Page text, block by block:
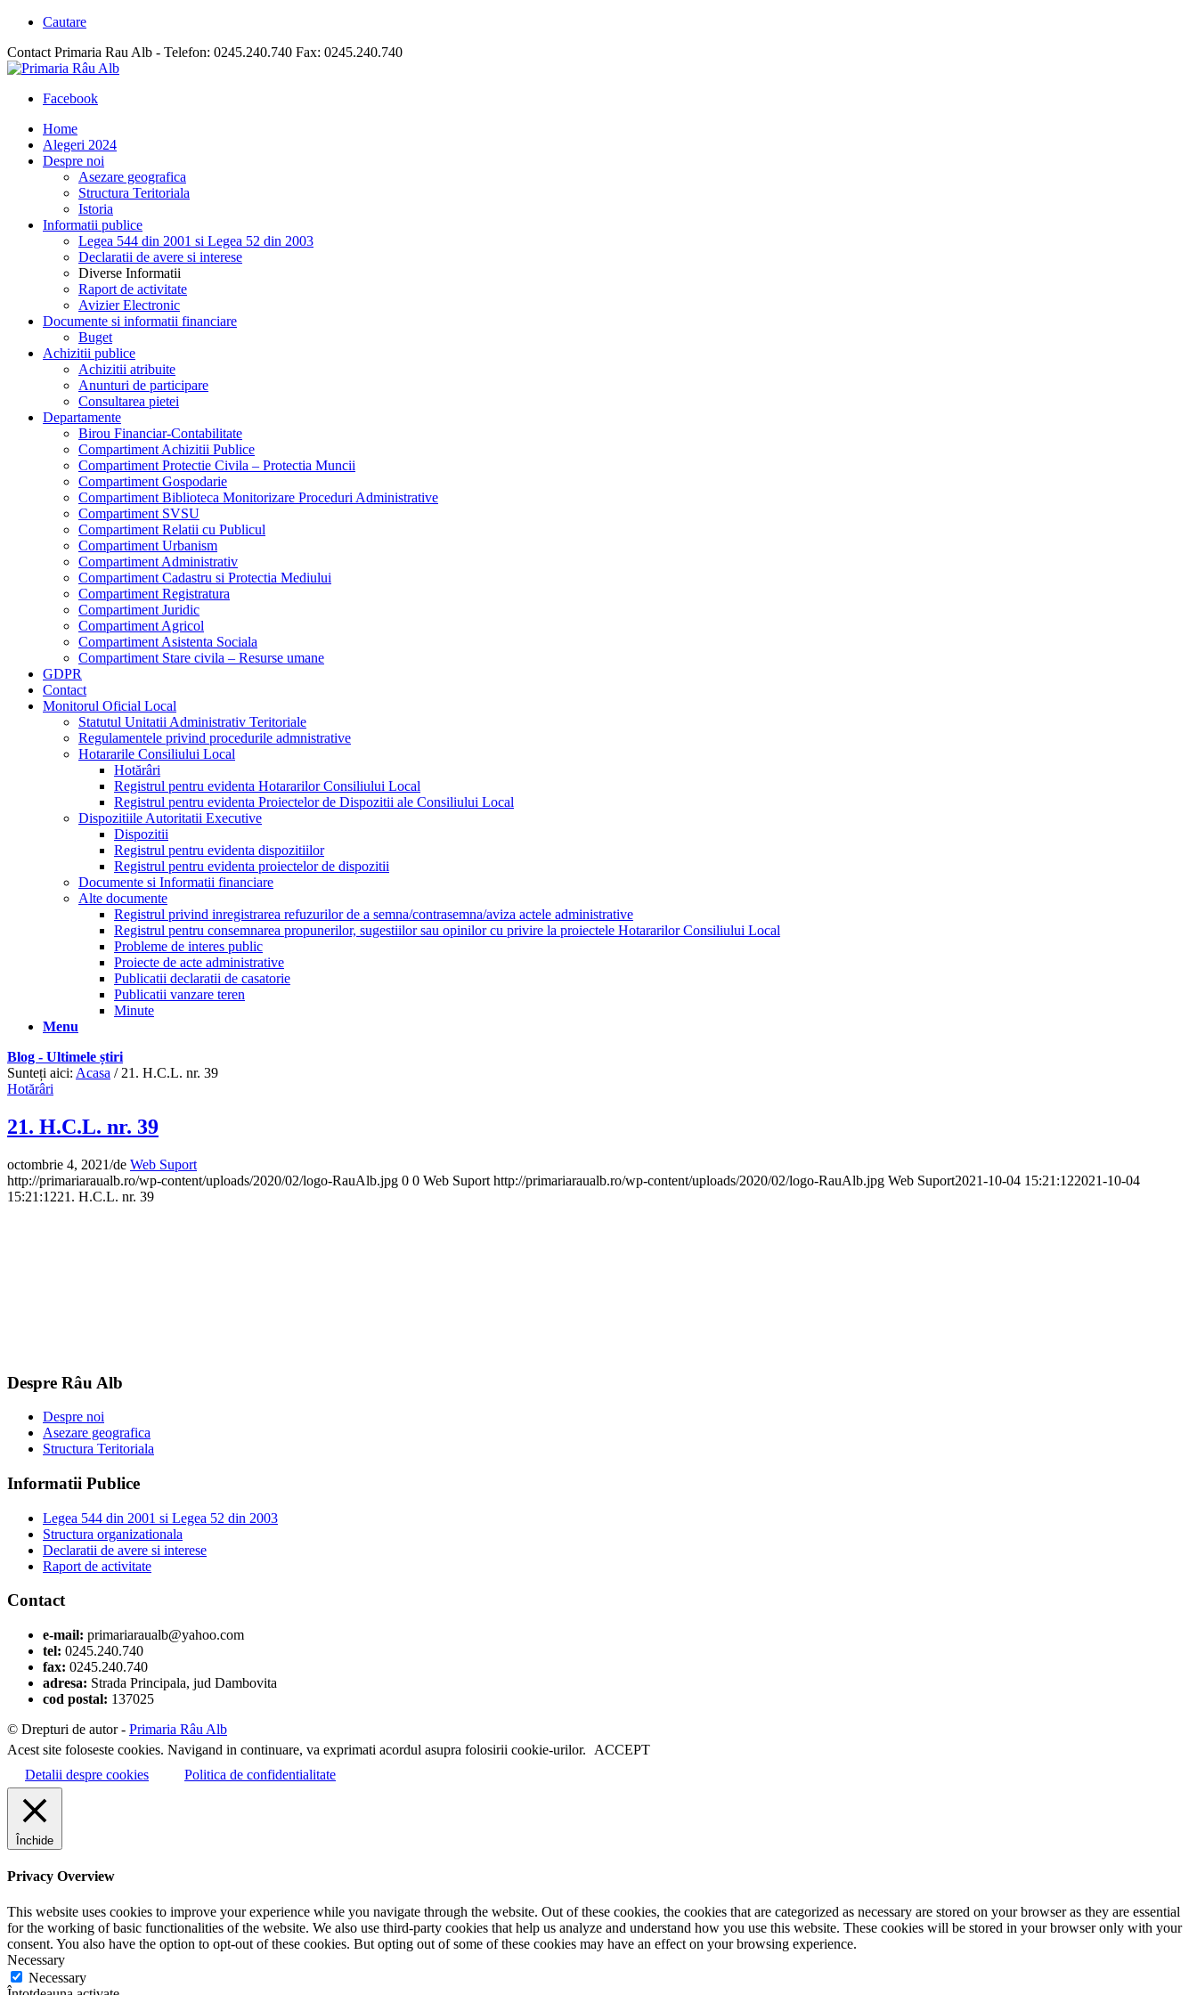
Cautare
Contact Primaria Rau Alb - Telefon: 0245.240.740 Fax: 0245.240.740
Facebook
Home
Alegeri 2024
Despre noi
Asezare geografica
Structura Teritoriala
Istoria
Informatii publice
Legea 544 din 2001 si Legea 52 din 2003
Declaratii de avere si interese
Diverse Informatii
Raport de activitate
Avizier Electronic
Documente si informatii financiare
Buget
Achizitii publice
Achizitii atribuite
Anunturi de participare
Consultarea pietei
Departamente
Birou Financiar-Contabilitate
Compartiment Achizitii Publice
Compartiment Protectie Civila – Protectia Muncii
Compartiment Gospodarie
Compartiment Biblioteca Monitorizare Proceduri Administrative
Compartiment SVSU
Compartiment Relatii cu Publicul
Compartiment Urbanism
Compartiment Administrativ
Compartiment Cadastru si Protectia Mediului
Compartiment Registratura
Compartiment Juridic
Compartiment Agricol
Compartiment Asistenta Sociala
Compartiment Stare civila – Resurse umane
GDPR
Contact
Monitorul Oficial Local
Statutul Unitatii Administrativ Teritoriale
Regulamentele privind procedurile admnistrative
Hotararile Consiliului Local
Hotărâri
Registrul pentru evidenta Hotararilor Consiliului Local
Registrul pentru evidenta Proiectelor de Dispozitii ale Consiliului Local
Dispozitiile Autoritatii Executive
Dispozitii
Registrul pentru evidenta dispozitiilor
Registrul pentru evidenta proiectelor de dispozitii
Documente si Informatii financiare
Alte documente
Registrul privind inregistrarea refuzurilor de a semna/contrasemna/aviza actele administrative
Registrul pentru consemnarea propunerilor, sugestiilor sau opinilor cu privire la proiectele Hotararilor Consiliului Local
Probleme de interes public
Proiecte de acte administrative
Publicatii declaratii de casatorie
Publicatii vanzare teren
Minute
Menu
Blog - Ultimele știri
Sunteți aici: Acasa / 21. H.C.L. nr. 39
Hotărâri
21. H.C.L. nr. 39
octombrie 4, 2021/de Web Suport
http://primariaraualb.ro/wp-content/uploads/2020/02/logo-RauAlb.jpg 0 0 Web Suport http://primariaraualb.ro/wp-content/uploads/2020/02/logo-RauAlb.jpg Web Suport2021-10-04 15:21:122021-10-04
15:21:1221. H.C.L. nr. 39
Despre Râu Alb
Despre noi
Asezare geografica
Structura Teritoriala
Informatii Publice
Legea 544 din 2001 si Legea 52 din 2003
Structura organizationala
Declaratii de avere si interese
Raport de activitate
Contact
e-mail: primariaraualb@yahoo.com
tel: 0245.240.740
fax: 0245.240.740
adresa: Strada Principala, jud Dambovita
cod postal: 137025
© Drepturi de autor - Primaria Râu Alb
Acest site foloseste cookies. Navigand in continuare, va exprimati acordul asupra folosirii cookie-urilor.
ACCEPT
Detalii despre cookies
Politica de confidentialitate
Închide
Privacy Overview
This website uses cookies to improve your experience while you navigate through the website. Out of these cookies, the cookies that are categorized as necessary are stored on your browser as they are essential
for the working of basic functionalities of the website. We also use third-party cookies that help us analyze and understand how you use this website. These cookies will be stored in your browser only with your
consent. You also have the option to opt-out of these cookies. But opting out of some of these cookies may have an effect on your browsing experience.
Necessary
Necessary